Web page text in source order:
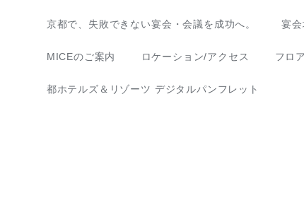
京都で、失敗できない宴会・会議を成功へ。 宴
MICEのご案内 ロケーション/アクセス フロ
都ホテルズ＆リゾーツ デジタルパンフレット